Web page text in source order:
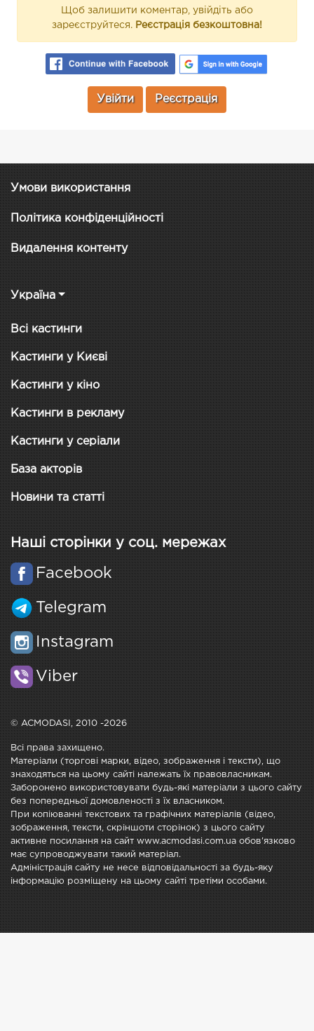
Щоб залишити коментар, увійдіть або
зареєструйтеся. Реєстрація безкоштовна!
Увійти Реєстрація
Умови використання
Політика конфіденційності
Видалення контенту
Україна
Всі кастинги
Кастинги у Києві
Кастинги у кіно
Кастинги в рекламу
Кастинги у серіали
База акторів
Новини та статті
Наші сторінки у соц. мережах
Facebook
Telegram
Instagram
Viber
© ACMODASI, 2010 -2026
Всі права захищено.
Матеріали (торгові марки, відео, зображення і тексти), що
знаходяться на цьому сайті належать їх правовласникам.
Заборонено використовувати будь-які матеріали з цього сайту
без попередньої домовленості з їх власником.
При копіюванні текстових та графічних матеріалів (відео,
зображення, тексти, скріншоти сторінок) з цього сайту
активне посилання на сайт www.acmodasi.com.ua обов'язково
має супроводжувати такий матеріал.
Адміністрація сайту не несе відповідальності за будь-яку
інформацію розміщену на цьому сайті третіми особами.